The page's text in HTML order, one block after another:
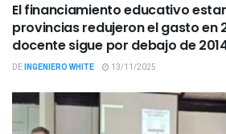
El financiamiento educativo
provincias redujeron el gasto en
docente sigue por debajo de
DEINGENIERO WHITE 13/11/2025